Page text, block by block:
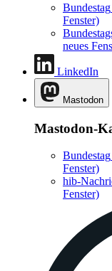
Bundestag
Fenster)
neues
LinkedIn
Mastodon
Mastodon-
Bundestag
Fenster)
hib-
Fenster)